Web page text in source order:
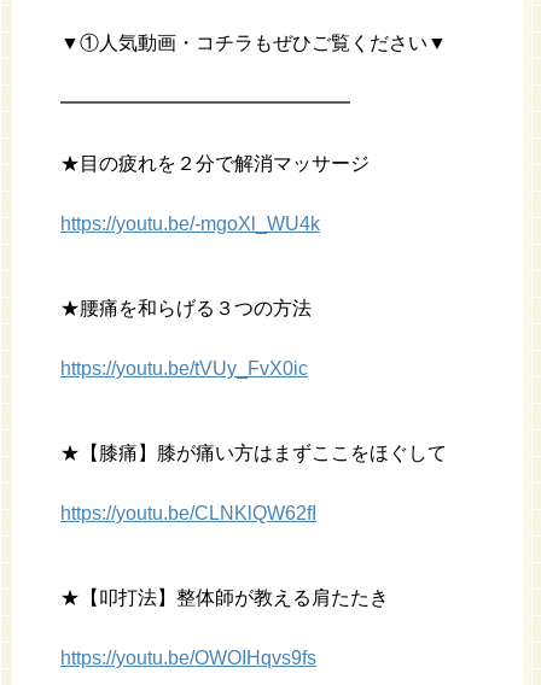
▼①人気動画・コチラもぜひご覧ください▼
━━━━━━━━━━━━━━━
★目の疲れを２分で解消マッサージ
https://youtu.be/-mgoXl_WU4k
★腰痛を和らげる３つの方法
https://youtu.be/tVUy_FvX0ic
★【膝痛】膝が痛い方はまずここをほぐして
https://youtu.be/CLNKlQW62fI
★【叩打法】整体師が教える肩たたき
https://youtu.be/OWOIHqvs9fs